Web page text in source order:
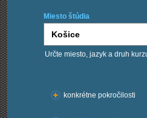
Miesto štúdia
Určte miesto, jazyk a druh
konkrétne pokročilosti